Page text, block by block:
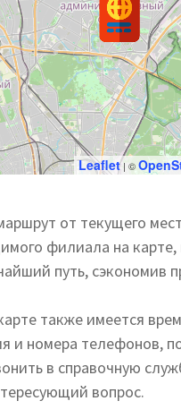
Leaflet| ©
от текущего
филиала на
путь, сэкономив
также имеется
и номера телефонов,
в справочную
вопрос.